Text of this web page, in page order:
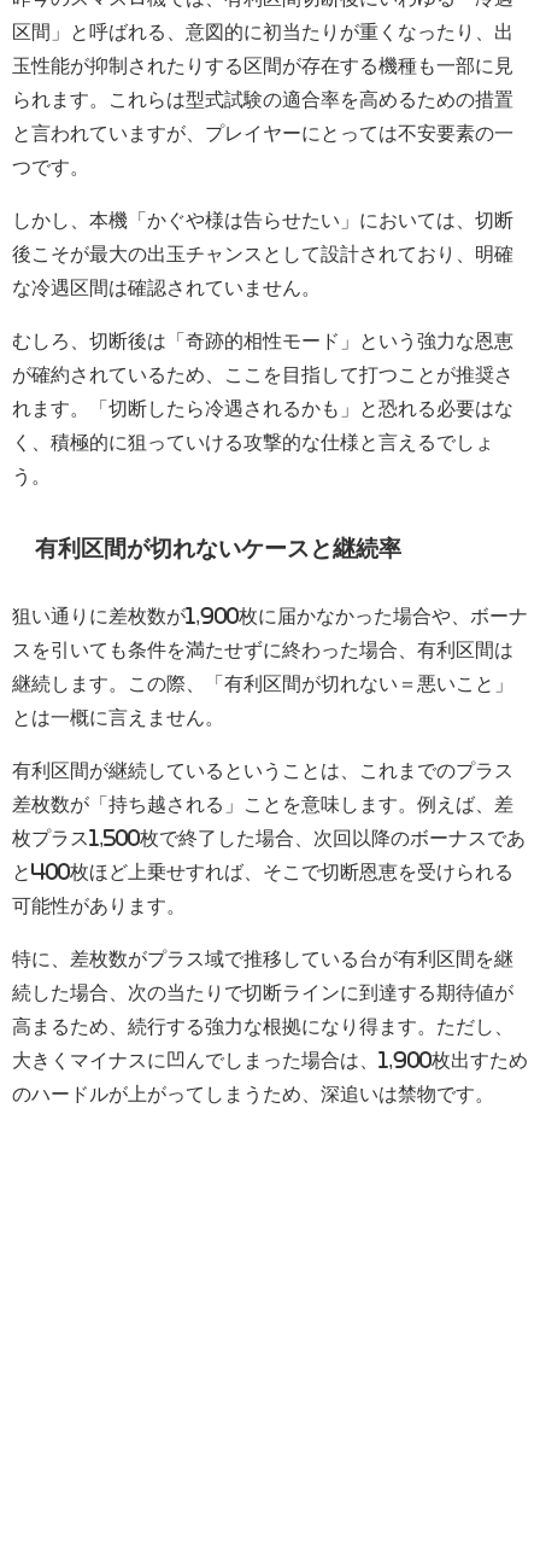
区間」と呼ばれる、意図的に初当たりが重くなったり、出
玉性能が抑制されたりする区間が存在する機種も一部に見
られます。これらは型式試験の適合率を高めるための措置
と言われていますが、プレイヤーにとっては不安要素の一
つです。
しかし、本機「かぐや様は告らせたい」においては、 切断
後こそが最大の出玉チャンス として設計されており、明確
な冷遇区間は確認されていません。
むしろ、切断後は「奇跡的相性モード」という強力な恩恵
が確約されているため、ここを目指して打つことが推奨さ
れます。「切断したら冷遇されるかも」と恐れる必要はな
く、積極的に狙っていける攻撃的な仕様と言えるでしょ
う。
有利区間が切れないケースと継続率
狙い通りに差枚数が1,900枚に届かなかった場合や、ボーナ
スを引いても条件を満たせずに終わった場合、有利区間は
継続します。この際、「有利区間が切れない＝悪いこと」
とは一概に言えません。
有利区間が継続しているということは、これまでのプラス
差枚数が「持ち越される」ことを意味します。例えば、差
枚プラス1,500枚で終了した場合、次回以降のボーナスであ
と400枚ほど上乗せすれば、そこで切断恩恵を受けられる
可能性があります。
特に、差枚数がプラス域で推移している台が有利区間を継
続した場合、次の当たりで切断ラインに到達する期待値が
高まるため、続行する強力な根拠になり得ます。ただし、
大きくマイナスに凹んでしまった場合は、1,900枚出すため
のハードルが上がってしまうため、深追いは禁物です。